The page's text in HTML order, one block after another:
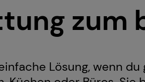
zum
Lösung, wenn